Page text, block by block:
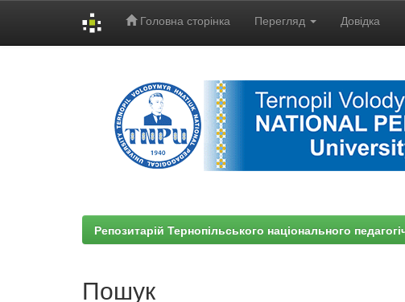
Головна сторінка Перегляд Довідка
Репозитарій Тернопільського національного
Пошук